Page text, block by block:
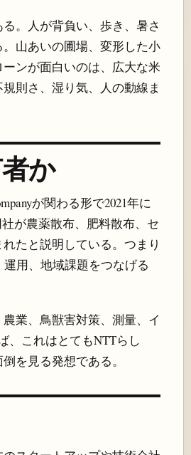
。人が背負い、歩き、暑さ
山あいの圃場、変形した小
ンが面白いのは、広大な米
則さ、湿り気、人の動線ま
か
が関わる形で2021年に
が農薬散布、肥料散布、セ
たと説明している。つまり
用、地域課題をつなげる
業、鳥獣害対策、測量、イ
、これはとてもNTTらし
を見る発想である。